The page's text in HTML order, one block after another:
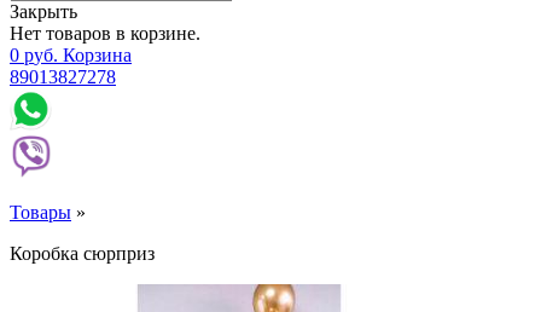
Закрыть
Нет товаров в корзине.
0 руб. Корзина
89013827278
Товары »
Коробка сюрприз